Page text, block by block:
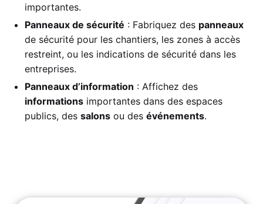
importantes.
Panneaux de sécurité : Fabriquez des panneaux
de sécurité pour les chantiers, les zones à accès
restreint, ou les indications de sécurité dans les
entreprises.
Panneaux d’information : Affichez des
informations importantes dans des espaces
publics, des salons ou des événements.